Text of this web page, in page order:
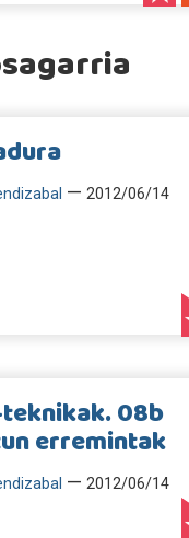
— 2012/06/14
08b
erremintak
— 2012/06/14